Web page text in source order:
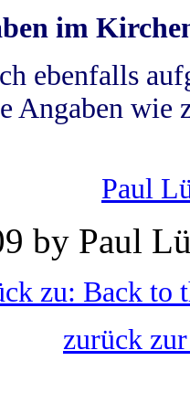
im
ebenfalls
Angaben wie
Paul
by Paul
zu: Back to
zurück